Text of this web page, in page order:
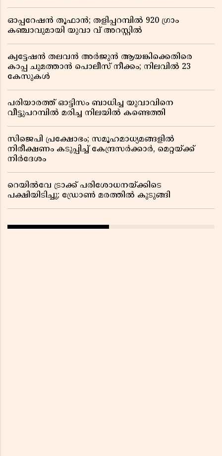
ഓപ്പറേഷൻ തൂഫാൻ; തളിപ്പറമ്പിൽ 920 ഗ്രാം
കഞ്ചാവുമായി യുവാ വ് അറസ്റ്റിൽ
ക്വട്ടേഷൻ തലവൻ അർജുൻ ആയങ്കിക്കെതിരെ
കാപ്പ ചുമത്താൻ പൊലീസ് നീക്കം; നിലവിൽ 23
കേസുകൾ
പരിയാരത്ത് ഓട്ടിസം ബാധിച്ച യുവാവിനെ
വീട്ടുപറമ്പിൽ മരിച്ച നിലയിൽ കണ്ടെത്തി
സിജെപി പ്രക്ഷോഭം; സമൂഹമാധ്യമങ്ങളിൽ
നിരീക്ഷണം കടുപ്പിച്ച് കേന്ദ്രസർക്കാർ, മെറ്റയ്ക്ക്
നിർദേശം
റെയിൽവേ ട്രാക്ക് പരിശോധനയ്ക്കിടെ
പക്ഷിയിടിച്ചു; ഡ്രോൺ മരത്തിൽ കുടുങ്ങി